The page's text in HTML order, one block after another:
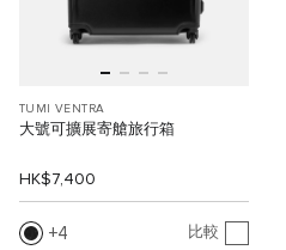
TUMI VENTRA
大號可擴展寄艙旅行箱
HK$7,400
4 比較